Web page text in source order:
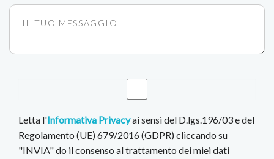
Letta l'Informativa Privacyai sensi del D.lgs.196/03 e del
Regolamento (UE) 679/2016 (GDPR) cliccando su
"INVIA" do il consenso al trattamento dei miei dati